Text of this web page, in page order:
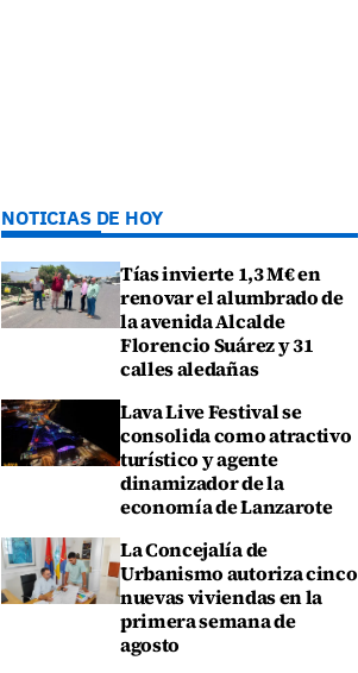
NOTICIAS DE HOY
Tías invierte 1,3 M€ en
renovar el alumbrado de
la avenida Alcalde
Florencio Suárez y 31
calles aledañas
Lava Live Festival se
consolida como atractivo
turístico y agente
dinamizador de la
economía de Lanzarote
La Concejalía de
Urbanismo autoriza cinco
nuevas viviendas en la
primera semana de
agosto